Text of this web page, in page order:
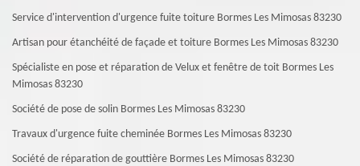
Service d'intervention d'urgence fuite toiture Bormes Les Mimosas 83230
Artisan pour étanchéité de façade et toiture Bormes Les Mimosas 83230
Spécialiste en pose et réparation de Velux et fenêtre de toit Bormes Les
Mimosas 83230
Société de pose de solin Bormes Les Mimosas 83230
Travaux d'urgence fuite cheminée Bormes Les Mimosas 83230
Société de réparation de gouttière Bormes Les Mimosas 83230